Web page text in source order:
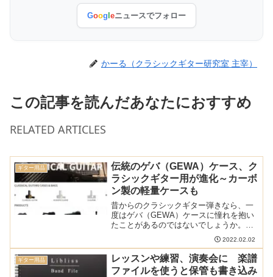
Googleニュースでフォロー
かーる（クラシックギター研究室 主宰）
この記事を読んだあなたにおすすめ
RELATED ARTICLES
ギター用品
伝統のゲバ（GEWA）ケース、ク
ラシックギター用が進化～カーボ
ン製の軽量ケースも
昔からのクラシックギター弾きなら、一
度はゲバ（GEWA）ケースに憧れを抱い
たことがあるのではないでしょうか。海
外製の高級ギターを買ってゲバケースに
入れたいと思ったことが一度はあるはず
です。クラシックギター用のゲバケース
は最近日本で見かけませ...
2022.02.02
ギター用品
レッスンや練習、演奏会に 楽譜
ファイルを使うと保管も書き込み